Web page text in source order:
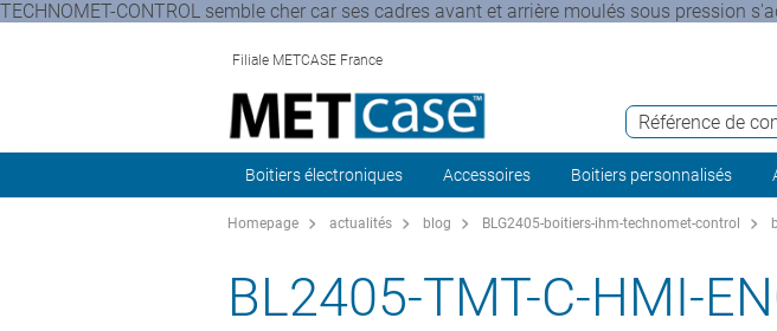
TECHNOMET-CONTROL semble cher car ses cadres avant et arrière moulés sous pression
Filiale METCASE France
Référence de
Boitiers électroniques Accessoires Boitiers personnalisés
Homepage actualités blog BLG2405-boitiers-ihm-technomet-control
BL2405-TMT-C-HMI-